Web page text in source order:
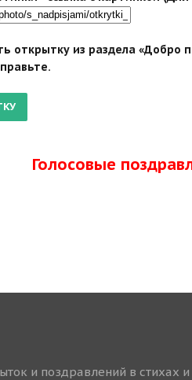
открытку из раздела «Добро
Голосовые
и поздравлений в стихах и